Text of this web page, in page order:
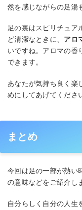
然を感じながらの足湯
足の裏はスピリチュア
ど清潔なときに、 アロ
いですね。アロマの香
できます。
あなたが気持ち良く楽
めにしてあげてくださ
まとめ
今回は足の一部が熱い
の意味などをご紹介し
自分らしく自分の人生